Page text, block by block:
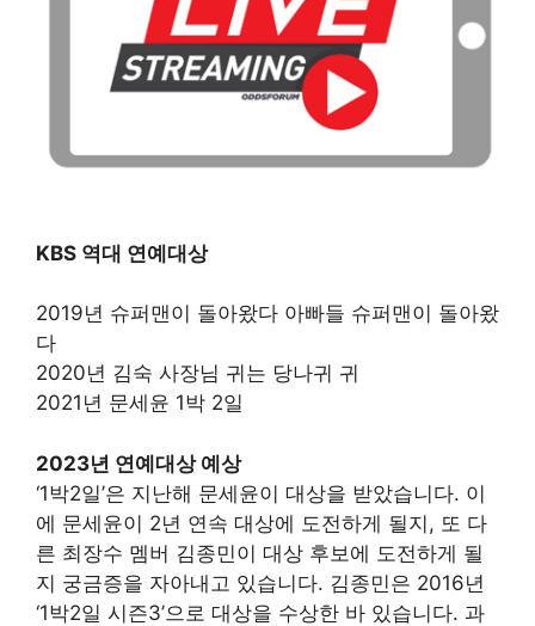
KBS 역대 연예대상
2019년 슈퍼맨이 돌아왔다 아빠들 슈퍼맨이 돌아왔
다
2020년 김숙 사장님 귀는 당나귀 귀
2021년 문세윤 1박 2일
2023년 연예대상 예상
‘1박2일’은 지난해 문세윤이 대상을 받았습니다. 이
에 문세윤이 2년 연속 대상에 도전하게 될지, 또 다
른 최장수 멤버 김종민이 대상 후보에 도전하게 될
지 궁금증을 자아내고 있습니다. 김종민은 2016년
‘1박2일 시즌3’으로 대상을 수상한 바 있습니다. 과